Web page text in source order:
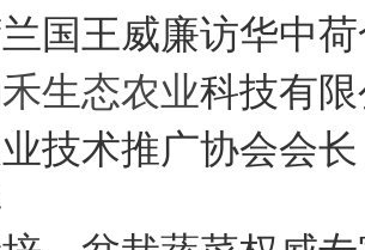
国王威廉访华中
生态农业科技有
技术推广协会会长